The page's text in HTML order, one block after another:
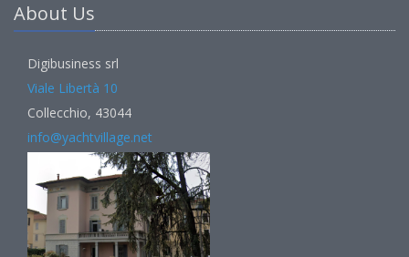
About Us
Digibusiness srl
Viale Libertà 10
Collecchio, 43044
info@yachtvillage.net